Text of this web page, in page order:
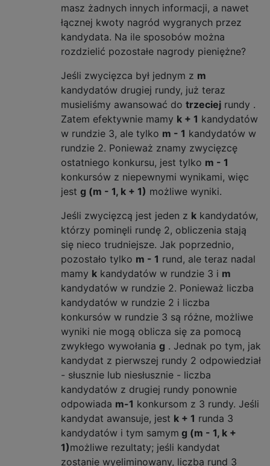
masz żadnych innych informacji, a nawet
łącznej kwoty nagród wygranych przez
kandydata. Na ile sposobów można
rozdzielić pozostałe nagrody pieniężne?
Jeśli zwycięzca był jednym z m
kandydatów drugiej rundy, już teraz
musieliśmy awansować do trzeciej rundy .
Zatem efektywnie mamy k + 1 kandydatów
w rundzie 3, ale tylko m - 1 kandydatów w
rundzie 2. Ponieważ znamy zwycięzcę
ostatniego konkursu, jest tylko m - 1
konkursów z niepewnymi wynikami, więc
jest g (m - 1, k + 1) możliwe wyniki.
Jeśli zwycięzcą jest jeden z k kandydatów,
którzy pominęli rundę 2, obliczenia stają
się nieco trudniejsze. Jak poprzednio,
pozostało tylko m - 1 rund, ale teraz nadal
mamy k kandydatów w rundzie 3 i m
kandydatów w rundzie 2. Ponieważ liczba
kandydatów w rundzie 2 i liczba
konkursów w rundzie 3 są różne, możliwe
wyniki nie mogą oblicza się za pomocą
zwykłego wywołania g . Jednak po tym, jak
kandydat z pierwszej rundy 2 odpowiedział
- słusznie lub niesłusznie - liczba
kandydatów z drugiej rundy ponownie
odpowiada m-1 konkursom z 3 rundy. Jeśli
kandydat awansuje, jest k + 1 runda 3
kandydatów i tym samym g (m - 1, k +
1)możliwe rezultaty; jeśli kandydat
zostanie wyeliminowany, liczba rund 3